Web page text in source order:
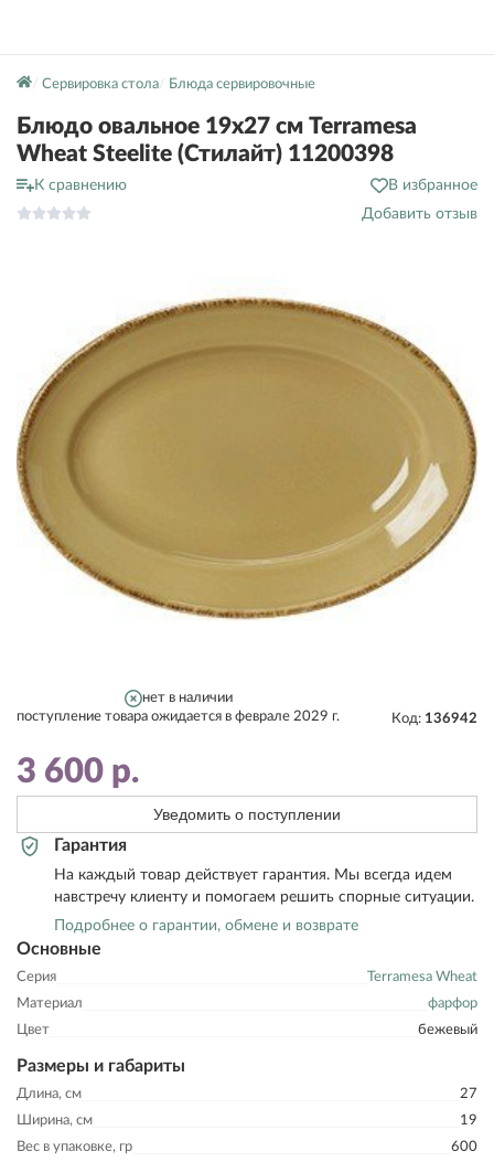
Сервировка стола Блюда сервировочные
Блюдо овальное 19х27 см Terramesa
Wheat Steelite (Стилайт) 11200398
К сравнению
В избранное
Добавить отзыв
Основные
Серия
Terramesa Wheat
Материал
фарфор
Цвет
бежевый
Размеры и габариты
Длина, см
27
Ширина, см
19
Вес в упаковке, гр
600
нет в наличии
поступление товара ожидается в феврале 2029 г.
Код: 136942
3 600 р.
Уведомить о поступлении
Гарантия
На каждый товар действует гарантия. Мы всегда идем
навстречу клиенту и помогаем решить спорные ситуации.
Подробнее о гарантии, обмене и возврате